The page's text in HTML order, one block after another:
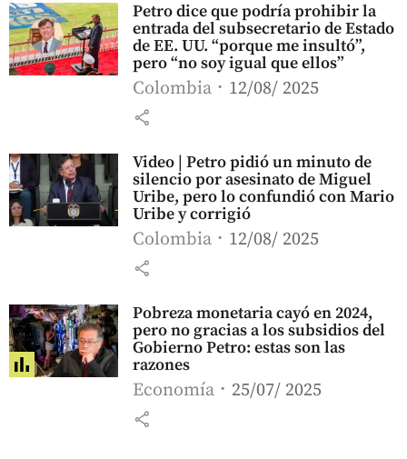
Petro dice que podría prohibir la
entrada del subsecretario de Estado
de EE. UU. “porque me insultó”,
pero “no soy igual que ellos”
Colombia 12/08/ 2025
share
Video | Petro pidió un minuto de
silencio por asesinato de Miguel
Uribe, pero lo confundió con Mario
Uribe y corrigió
Colombia 12/08/ 2025
share
Pobreza monetaria cayó en 2024,
pero no gracias a los subsidios del
Gobierno Petro: estas son las
razones
Economía 25/07/ 2025
share